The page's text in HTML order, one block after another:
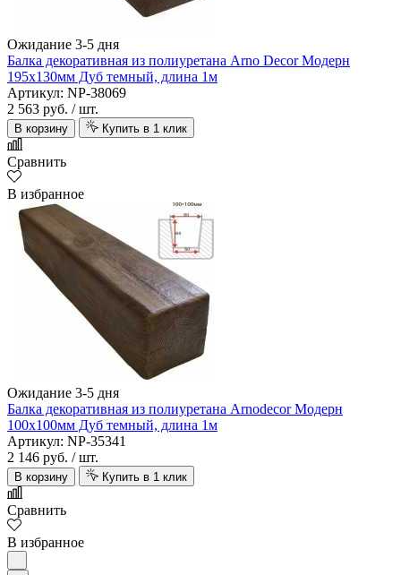
Ожидание 3-5 дня
Балка декоративная из полиуретана Arno Decor Модерн
195х130мм Дуб темный, длина 1м
Артикул: NP-38069
2 563 руб. / шт.
В корзину Купить в 1 клик
Сравнить
В избранное
Ожидание 3-5 дня
Балка декоративная из полиуретана Arnodecor Модерн
100х100мм Дуб темный, длина 1м
Артикул: NP-35341
2 146 руб. / шт.
В корзину Купить в 1 клик
Сравнить
В избранное